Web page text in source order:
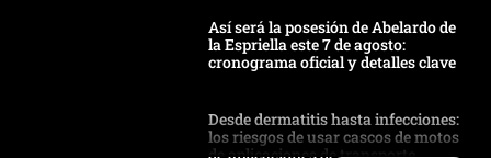
Así será la posesión de Abelardo de
la Espriella este 7 de agosto:
cronograma oficial y detalles clave
Desde dermatitis hasta infecciones:
los riesgos de usar cascos de motos